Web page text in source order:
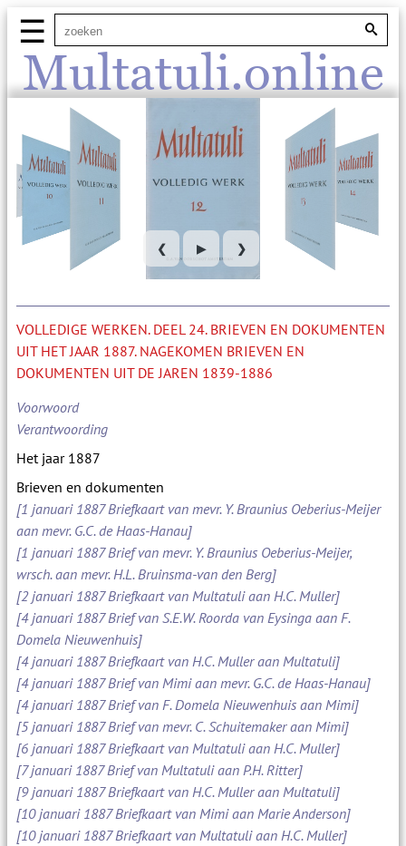
Multatuli.online
☰
❮ ▶ ❯
VOLLEDIGE WERKEN. DEEL 24. BRIEVEN EN DOKUMENTEN
UIT HET JAAR 1887. NAGEKOMEN BRIEVEN EN
DOKUMENTEN UIT DE JAREN 1839-1886
Voorwoord
Verantwoording
Het jaar 1887
Brieven en dokumenten
[1 januari 1887 Briefkaart van mevr. Y. Braunius Oeberius-Meijer
aan mevr. G.C. de Haas-Hanau]
[1 januari 1887 Brief van mevr. Y. Braunius Oeberius-Meijer,
wrsch. aan mevr. H.L. Bruinsma-van den Berg]
[2 januari 1887 Briefkaart van Multatuli aan H.C. Muller]
[4 januari 1887 Brief van S.E.W. Roorda van Eysinga aan F.
Domela Nieuwenhuis]
[4 januari 1887 Briefkaart van H.C. Muller aan Multatuli]
[4 januari 1887 Brief van Mimi aan mevr. G.C. de Haas-Hanau]
[4 januari 1887 Brief van F. Domela Nieuwenhuis aan Mimi]
[5 januari 1887 Brief van mevr. C. Schuitemaker aan Mimi]
[6 januari 1887 Briefkaart van Multatuli aan H.C. Muller]
[7 januari 1887 Brief van Multatuli aan P.H. Ritter]
[9 januari 1887 Briefkaart van H.C. Muller aan Multatuli]
[10 januari 1887 Briefkaart van Mimi aan Marie Anderson]
[10 januari 1887 Briefkaart van Multatuli aan H.C. Muller]